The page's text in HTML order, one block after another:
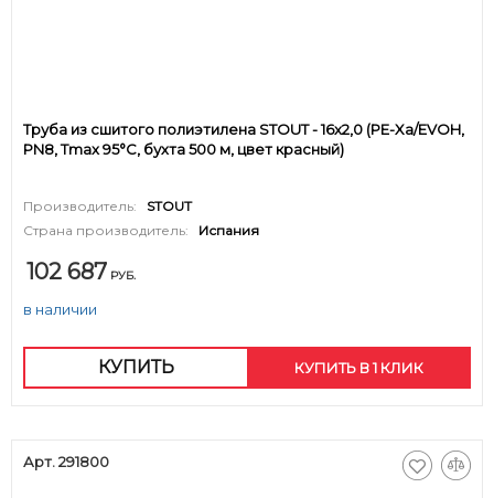
Труба из сшитого полиэтилена STOUT - 16x2,0 (PE-Xa/EVOH,
PN8, Tmax 95°C, бухта 500 м, цвет красный)
Производитель:
STOUT
Страна производитель:
Испания
102 687 РУБ.
в наличии
КУПИТЬ КУПИТЬ В 1 КЛИК
Арт. 291800